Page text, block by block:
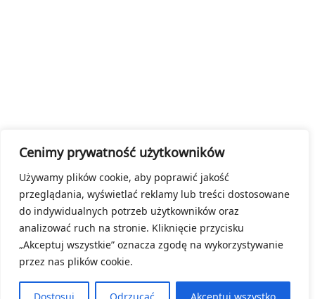
Cenimy prywatność użytkowników
Używamy plików cookie, aby poprawić jakość
przeglądania, wyświetlać reklamy lub treści dostosowane
do indywidualnych potrzeb użytkowników oraz
analizować ruch na stronie. Kliknięcie przycisku
„Akceptuj wszystkie” oznacza zgodę na wykorzystywanie
przez nas plików cookie.